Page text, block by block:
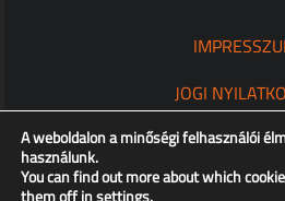
JOGI
ADATKEZELÉSI
A weboldalon a minőségi felhasználói
használunk.
You can find out more about which
them off insettings.